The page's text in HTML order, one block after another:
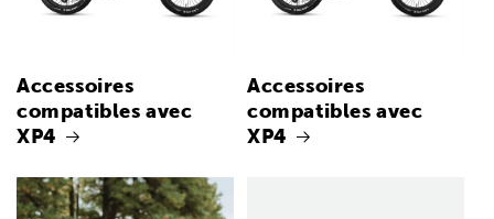
Accessoires
compatibles avec
XP4
Accessoires
compatibles avec
XP4